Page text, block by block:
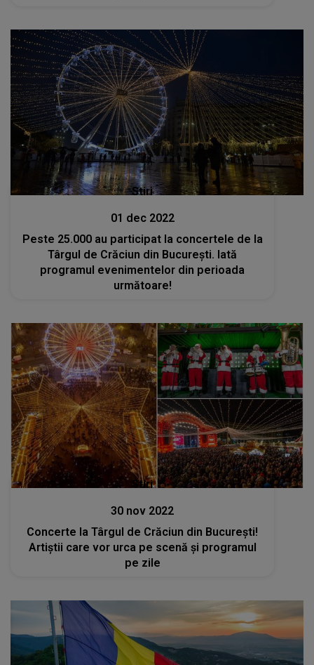
Stiri
01 dec 2022
Peste 25.000 au participat la concertele de la
Târgul de Crăciun din București. Iată
programul evenimentelor din perioada
următoare!
Stiri
30 nov 2022
Concerte la Târgul de Crăciun din București!
Artiștii care vor urca pe scenă și programul
pe zile